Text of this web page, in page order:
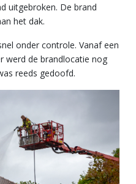
uitgebroken. De brand
het dak.
onder controle. Vanaf een
werd de brandlocatie nog
reeds gedoofd.